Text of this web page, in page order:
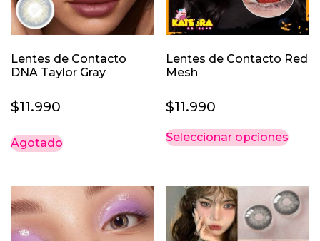
Lentes de Contacto
DNA Taylor Gray
$11.990
Agotado
Lentes de Contacto Red
Mesh
$11.990
Seleccionar opciones
Las